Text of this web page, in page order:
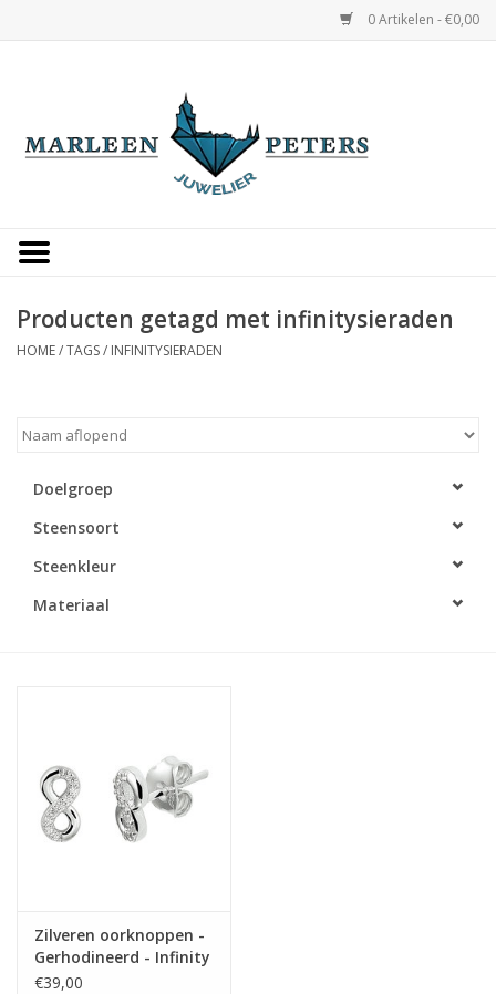
0 Artikelen - €0,00
Occasions
Cadeaukaarten
Producten getagd met infinitysieraden
HOME/TAGS/ INFINITYSIERADEN
Doelgroep
Steensoort
Steenkleur
Materiaal
Zilveren oorknoppen -
Gerhodineerd - Infinity
- Zirkonia
€39,00